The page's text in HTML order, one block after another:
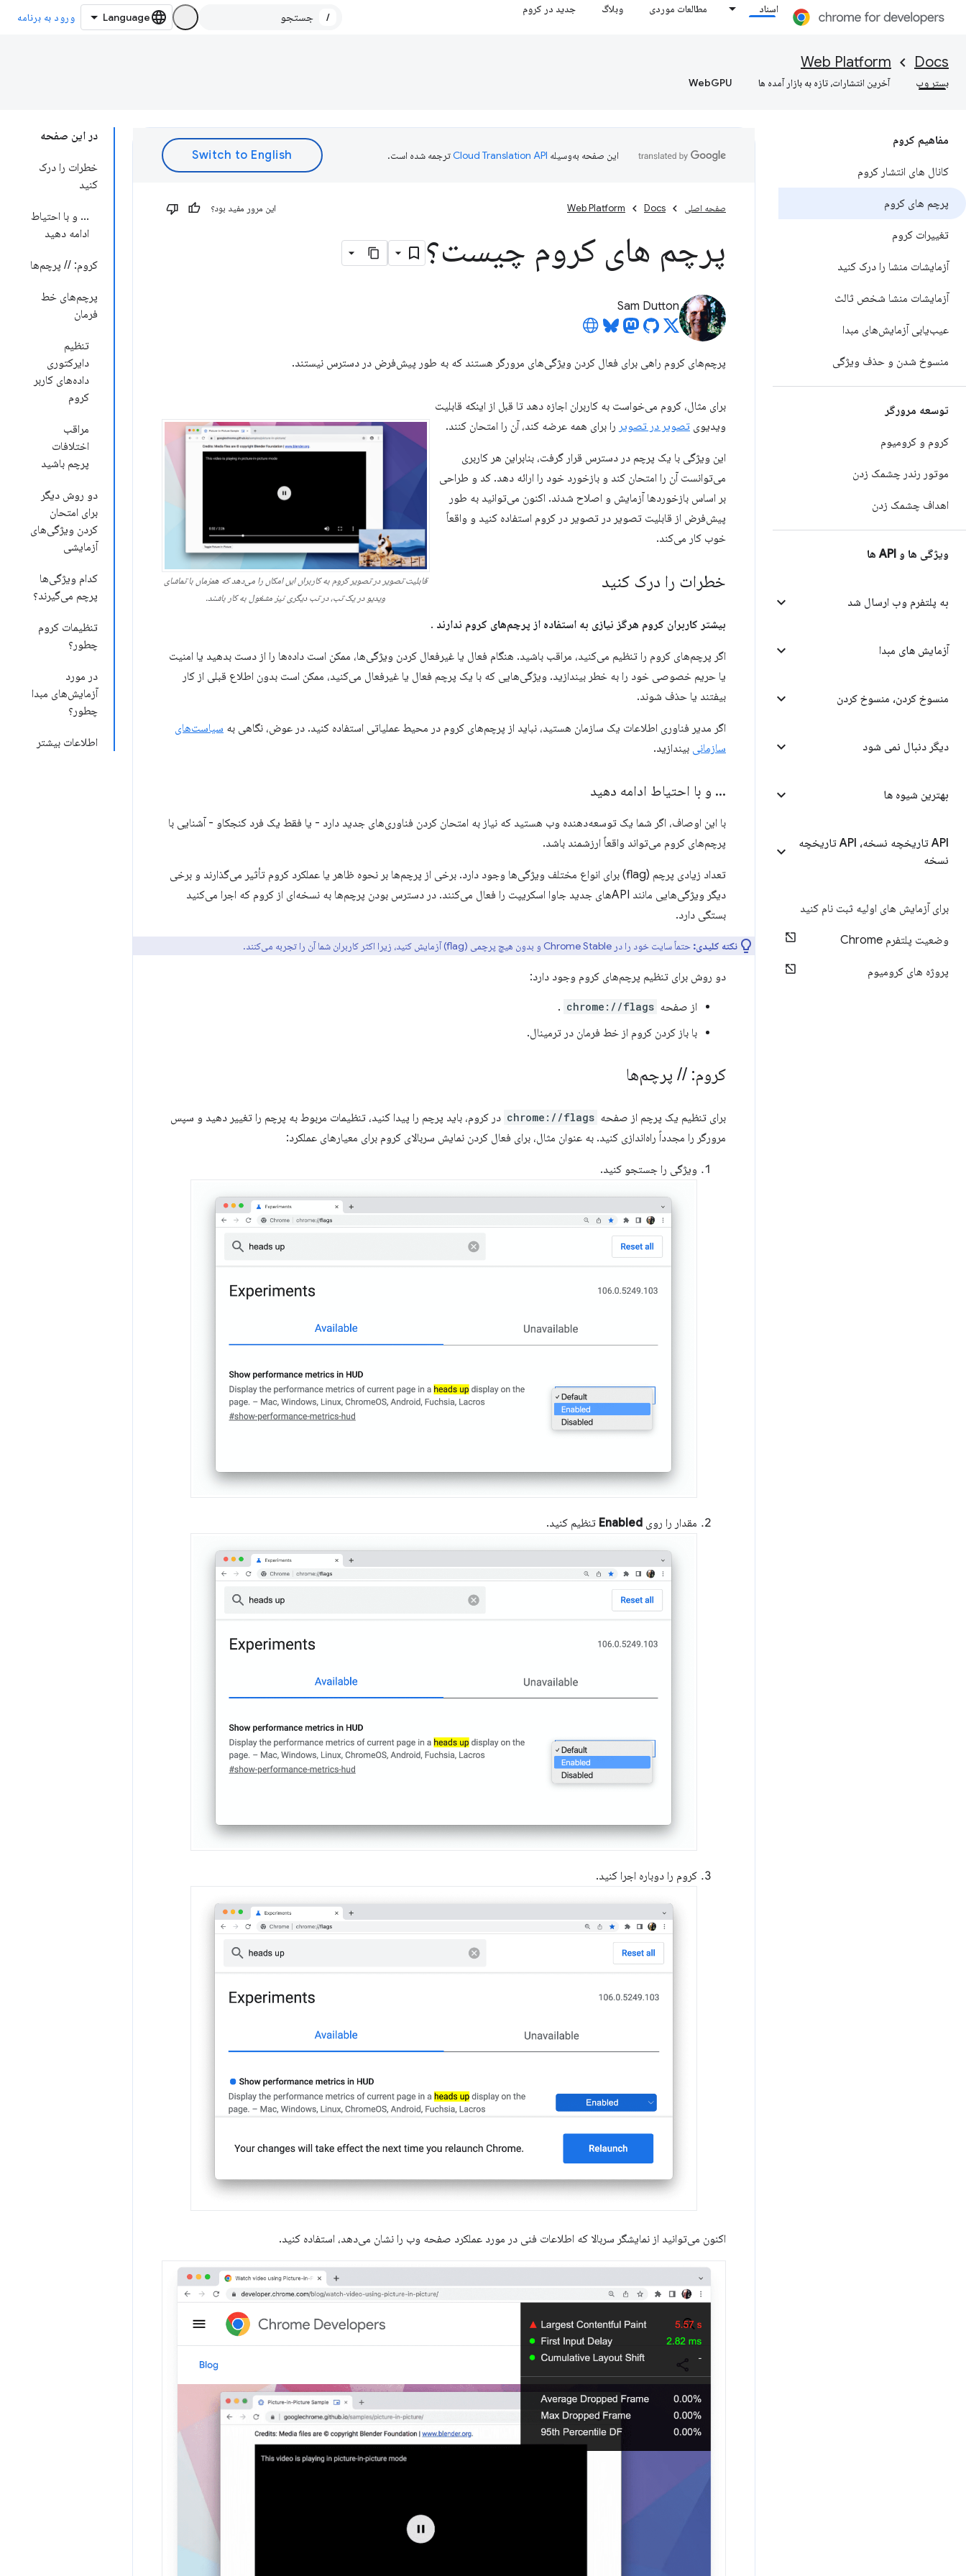
اسناد مطالعات موردی وبلاگ جدید در کروم
/ ورود به برنامه
Docs
Web Platform
بستر وب آخرین انتشارات، تازه به بازار آمده ها WebGPU
مفاهیم کروم
کانال های انتشار کروم
پرچم های کروم
تغییرات کروم
آزمایشات منشا را درک کنید
آزمایشات منشا شخص ثالث
عیب‌یابی آزمایش‌های مبدا
منسوخ شدن و حذف ویژگی
توسعه مرورگر
کروم و کرومیوم
موتور رندر چشمک زدن
اهداف چشمک زدن
ویژگی ها و API ها
به پلتفرم وب ارسال شد
آزمایش های مبدا
منسوخ کردن، منسوخ کردن
دیگر دنبال نمی شود
بهترین شیوه ها
API تاریخچه نسخه، API تاریخچه
نسخه
برای آزمایش های اولیه ثبت نام کنید
وضعیت پلتفرم Chrome
پروژه های کرومیوم
در این صفحه
خطرات را درک
کنید
... و با احتیاط
ادامه دهید
کروم: // پرچم‌ها
پرچم‌های خط
فرمان
تنظیم
دایرکتوری
داده‌های کاربر
کروم
مراقب
اختلافات
پرچم باشید
دو روش دیگر
برای امتحان
کردن ویژگی‌های
آزمایشی
کدام ویژگی‌ها
پرچم می‌گیرند؟
تنظیمات کروم
چطور؟
در مورد
آزمایش‌های مبدا
چطور؟
اطلاعات بیشتر
این صفحه به‌وسیله ترجمه شده است.
صفحه اصلی Docs
Web Platform این مرور مفید بود؟
پرچم های کروم چیست؟
Sam Dutton
پرچم‌های کروم راهی برای فعال کردن ویژگی‌های مرورگر هستند که به طور پیش‌فرض در دسترس نیستند.
قابلیت تصویر در تصویر کروم به کاربران این امکان را می‌دهد که همزمان با تماشای
ویدیو در یک تب، در تب دیگری نیز مشغول به کار باشند.
برای مثال، کروم می‌خواست به کاربران اجازه دهد تا قبل از اینکه قابلیت
ویدیوی تصویر در تصویر را برای همه عرضه کند، آن را امتحان کنند.
این ویژگی با یک پرچم در دسترس قرار گرفت، بنابراین هر کاربری
می‌توانست آن را امتحان کند و بازخورد خود را ارائه دهد. کد و طراحی
بر اساس بازخوردها آزمایش و اصلاح شدند. اکنون می‌توانید به طور
پیش‌فرض از قابلیت تصویر در تصویر در کروم استفاده کنید و واقعاً
خوب کار می‌کند.
خطرات را درک کنید
بیشتر کاربران کروم هرگز نیازی به استفاده از پرچم‌های کروم ندارند .
اگر پرچم‌های کروم را تنظیم می‌کنید، مراقب باشید. هنگام فعال یا غیرفعال کردن ویژگی‌ها، ممکن است داده‌ها را از دست بدهید یا امنیت
یا حریم خصوصی خود را به خطر بیندازید. ویژگی‌هایی که با یک پرچم فعال یا غیرفعال می‌کنید، ممکن است بدون اطلاع قبلی از کار
بیفتند یا حذف شوند.
اگر مدیر فناوری اطلاعات یک سازمان هستید، نباید از پرچم‌های کروم در محیط عملیاتی استفاده کنید. در عوض، نگاهی به سیاست‌های
سازمانی بیندازید.
.
.
. و با احتیاط ادامه دهید
با این اوصاف، اگر شما یک توسعه‌دهنده وب هستید که نیاز به امتحان کردن فناوری‌های جدید دارد - یا فقط یک فرد کنجکاو - آشنایی با
پرچم‌های کروم می‌تواند واقعاً ارزشمند باشد.
تعداد زیادی پرچم (flag) برای انواع مختلف ویژگی‌ها وجود دارد. برخی از پرچم‌ها بر نحوه ظاهر یا عملکرد کروم تأثیر می‌گذارند و برخی
دیگر ویژگی‌هایی مانند APIهای جدید جاوا اسکریپت را فعال می‌کنند. در دسترس بودن پرچم‌ها به نسخه‌ای از کروم که اجرا می‌کنید
بستگی دارد.
نکته کلیدی: حتماً سایت خود را در Chrome Stable و بدون هیچ پرچمی (flag) آزمایش کنید، زیرا اکثر کاربران شما آن را تجربه می‌کنند.
دو روش برای تنظیم پرچم‌های کروم وجود دارد:
از صفحه chrome://flags
.
با باز کردن کروم از خط فرمان در ترمینال.
کروم: /
/ پرچم‌ها
برای تنظیم یک پرچم از صفحه chrome://flags در کروم، باید پرچم را پیدا کنید، تنظیمات مربوط به پرچم را تغییر دهید و سپس
مرورگر را مجدداً راه‌اندازی کنید. به عنوان مثال، برای فعال کردن نمایش سربالای کروم برای معیارهای عملکرد:
ویژگی را جستجو کنید.
مقدار را روی Enabled تنظیم کنید.
کروم را دوباره اجرا کنید.
اکنون می‌توانید از نمایشگر سربالا که اطلاعات فنی در مورد عملکرد صفحه وب را نشان می‌دهد، استفاده کنید.